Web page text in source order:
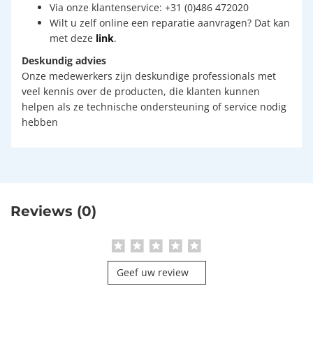
Via onze klantenservice: +31 (0)486 472020
Wilt u zelf online een reparatie aanvragen? Dat kan
met deze link.
Deskundig advies
Onze medewerkers zijn deskundige professionals met
veel kennis over de producten, die klanten kunnen
helpen als ze technische ondersteuning of service nodig
hebben
Reviews (0)
Geef uw review